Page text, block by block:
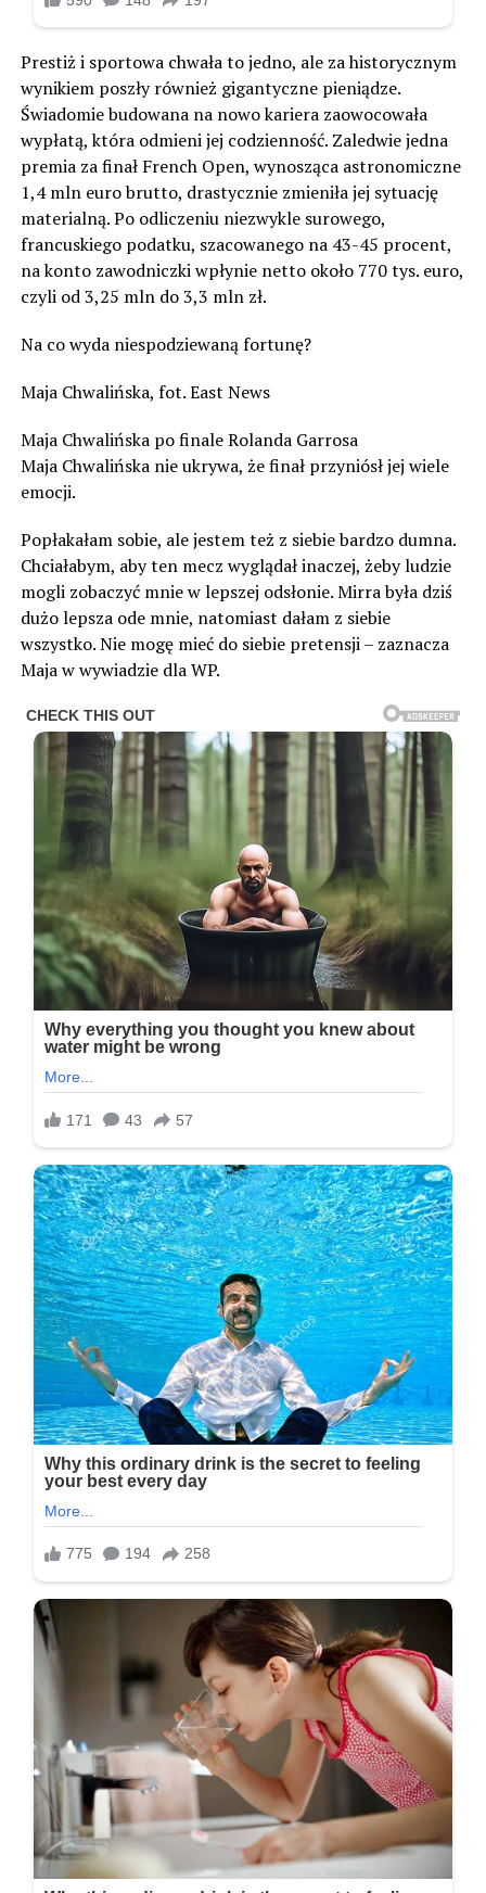
Prestiż i sportowa chwała to jedno, ale za historycznym
wynikiem poszły również gigantyczne pieniądze.
Świadomie budowana na nowo kariera zaowocowała
wypłatą, która odmieni jej codzienność. Zaledwie jedna
premia za finał French Open, wynosząca astronomiczne
1,4 mln euro brutto, drastycznie zmieniła jej sytuację
materialną. Po odliczeniu niezwykle surowego,
francuskiego podatku, szacowanego na 43-45 procent,
na konto zawodniczki wpłynie netto około 770 tys. euro,
czyli od 3,25 mln do 3,3 mln zł.
Na co wyda niespodziewaną fortunę?
Maja Chwalińska, fot. East News
Maja Chwalińska po finale Rolanda Garrosa
Maja Chwalińska nie ukrywa, że finał przyniósł jej wiele
emocji.
Popłakałam sobie, ale jestem też z siebie bardzo dumna.
Chciałabym, aby ten mecz wyglądał inaczej, żeby ludzie
mogli zobaczyć mnie w lepszej odsłonie. Mirra była dziś
dużo lepsza ode mnie, natomiast dałam z siebie
wszystko. Nie mogę mieć do siebie pretensji – zaznacza
Maja w wywiadzie dla WP.